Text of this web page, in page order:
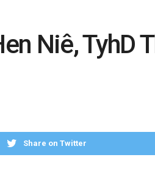
Niê, TyhD
Share on Twitter